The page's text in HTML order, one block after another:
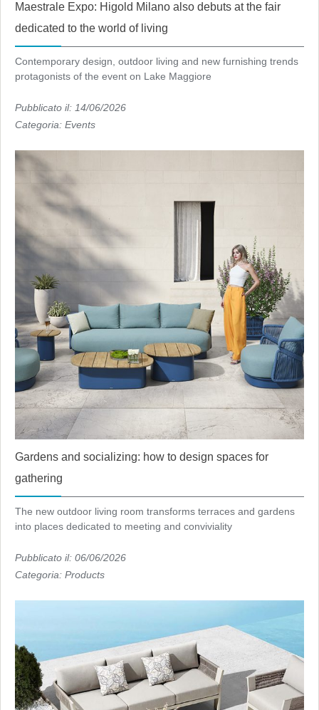
Maestrale Expo: Higold Milano also debuts at the fair
dedicated to the world of living
Contemporary design, outdoor living and new furnishing trends
protagonists of the event on Lake Maggiore
Pubblicato il: 14/06/2026
Categoria: Events
Gardens and socializing: how to design spaces for
gathering
The new outdoor living room transforms terraces and gardens
into places dedicated to meeting and conviviality
Pubblicato il: 06/06/2026
Categoria: Products